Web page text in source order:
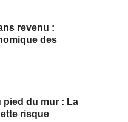
revenu :
des
pied du mur : La
risque